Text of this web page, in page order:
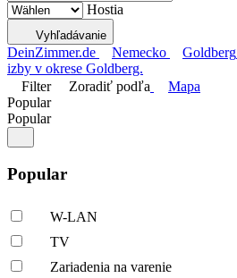
Hostia
Vyhľadávanie
DeinZimmer.de Nemecko Goldberg
izby v okrese Goldberg.
Filter
Zoradiť podľa
Mapa
Popular
Popular
Popular
W-LAN
TV
Zariadenia na varenie